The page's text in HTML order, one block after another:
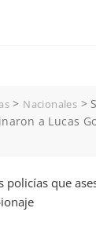
> Nacionales >
a Lucas